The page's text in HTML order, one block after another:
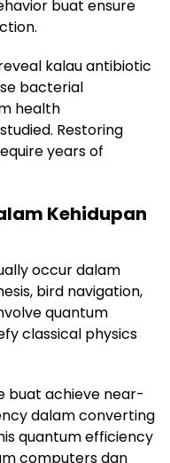
buat ensure
kalau antibiotic
bacterial
health
Restoring
years of
Kehidupan
occur dalam
bird navigation,
quantum
classical physics
buat achieve near-
dalam converting
quantum efficiency
computers dan